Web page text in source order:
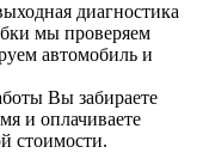
диагностика
мы проверяем
автомобиль и
Вы забираете
и оплачиваете
стоимости.